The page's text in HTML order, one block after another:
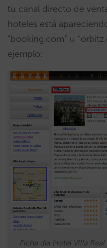
tu canal directo de
hoteles está
“booking.com” u
ejemplo:
Ficha del Hotel Villa